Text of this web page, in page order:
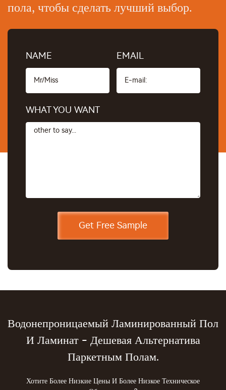
пола, чтобы сделать лучший выбор.
NAME EMAIL
WHAT YOU WANT
Водонепроницаемый Ламинированный Пол
И Ламинат - Дешевая Альтернатива
Паркетным Полам.
Хотите Более Низкие Цены И Более Низкое Техническое